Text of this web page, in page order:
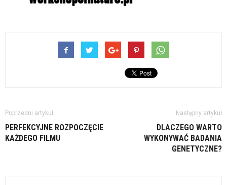
Poprzedni artykuł
PERFEKCYJNE ROZPOCZĘCIE
KAŻDEGO FILMU
Następny artykuł
DLACZEGO WARTO
WYKONYWAĆ BADANIA
GENETYCZNE?